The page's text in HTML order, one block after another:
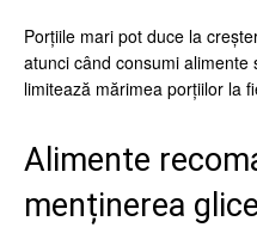
Porțiile mari pot duce la
atunci când consumi
limitează mărimea porțiilor la
Alimente
menținerea